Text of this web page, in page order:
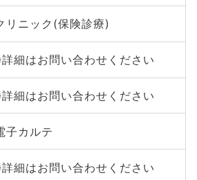
リニック(保険診療)
細はお問い合わせください
細はお問い合わせください
子カルテ
細はお問い合わせください